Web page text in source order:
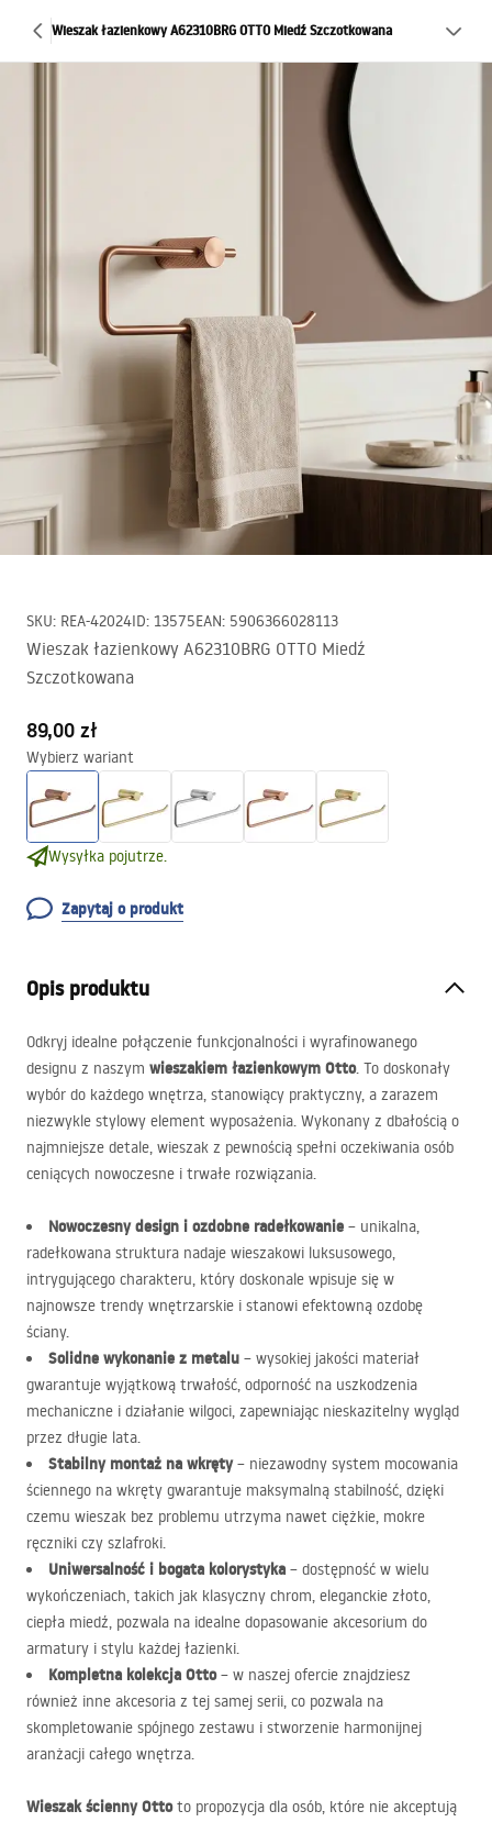
Wieszak łazienkowy A62310BRG OTTO Miedź Szczotkowana
SKU: REA-42024ID: 13575EAN: 5906366028113
Wieszak łazienkowy A62310BRG OTTO Miedź
Szczotkowana
89,00 zł
Wybierz wariant
Wysyłka pojutrze.
Zapytaj o produkt
Opis produktu
Odkryj idealne połączenie funkcjonalności i wyrafinowanego
designu z naszym wieszakiem łazienkowym Otto. To doskonały
wybór do każdego wnętrza, stanowiący praktyczny, a zarazem
niezwykle stylowy element wyposażenia. Wykonany z dbałością o
najmniejsze detale, wieszak z pewnością spełni oczekiwania osób
ceniących nowoczesne i trwałe rozwiązania.
Nowoczesny design i ozdobne radełkowanie – unikalna,
radełkowana struktura nadaje wieszakowi luksusowego,
intrygującego charakteru, który doskonale wpisuje się w
najnowsze trendy wnętrzarskie i stanowi efektowną ozdobę
ściany.
Solidne wykonanie z metalu – wysokiej jakości materiał
gwarantuje wyjątkową trwałość, odporność na uszkodzenia
mechaniczne i działanie wilgoci, zapewniając nieskazitelny wygląd
przez długie lata.
Stabilny montaż na wkręty– niezawodny system mocowania
ściennego na wkręty gwarantuje maksymalną stabilność, dzięki
czemu wieszak bez problemu utrzyma nawet ciężkie, mokre
ręczniki czy szlafroki.
Uniwersalność i bogata kolorystyka – dostępność w wielu
wykończeniach, takich jak klasyczny chrom, eleganckie złoto,
ciepła miedź, pozwala na idealne dopasowanie akcesorium do
armatury i stylu każdej łazienki.
Kompletna kolekcja Otto– w naszej ofercie znajdziesz
również inne akcesoria z tej samej serii, co pozwala na
skompletowanie spójnego zestawu i stworzenie harmonijnej
aranżacji całego wnętrza.
Wieszak ścienny Ottoto propozycja dla osób, które nie akceptują